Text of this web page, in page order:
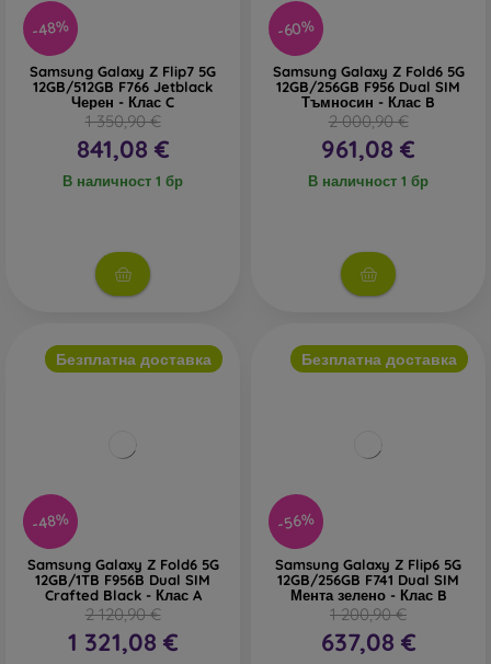
-48%
Samsung Galaxy Z Flip7 5G
12GB/512GB F766 Jetblack
Черен - Клас C
1 350,90 €
841,08 €
В наличност 1 бр
-60%
Samsung Galaxy Z Fold6 5G
12GB/256GB F956 Dual SIM
Тъмносин - Клас B
2 000,90 €
961,08 €
В наличност 1 бр
-48%
Безплатна доставка
Samsung Galaxy Z Fold6 5G
12GB/1TB F956B Dual SIM
Crafted Black - Клас A
2 120,90 €
1 321,08 €
-56%
Безплатна доставка
Samsung Galaxy Z Flip6 5G
12GB/256GB F741 Dual SIM
Мента зелено - Клас B
1 200,90 €
637,08 €